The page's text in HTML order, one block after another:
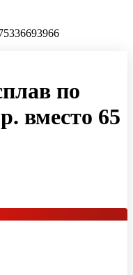
по
вместо 65